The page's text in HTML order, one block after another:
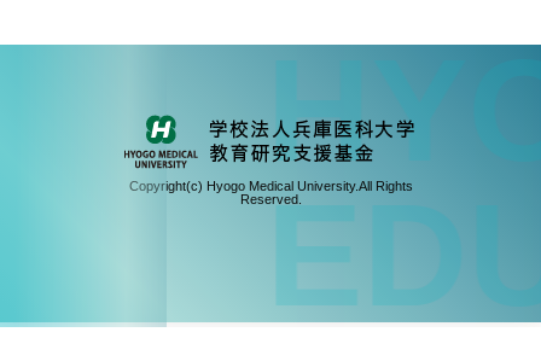
Copyright(c) Hyogo Medical University.All Rights
Reserved.